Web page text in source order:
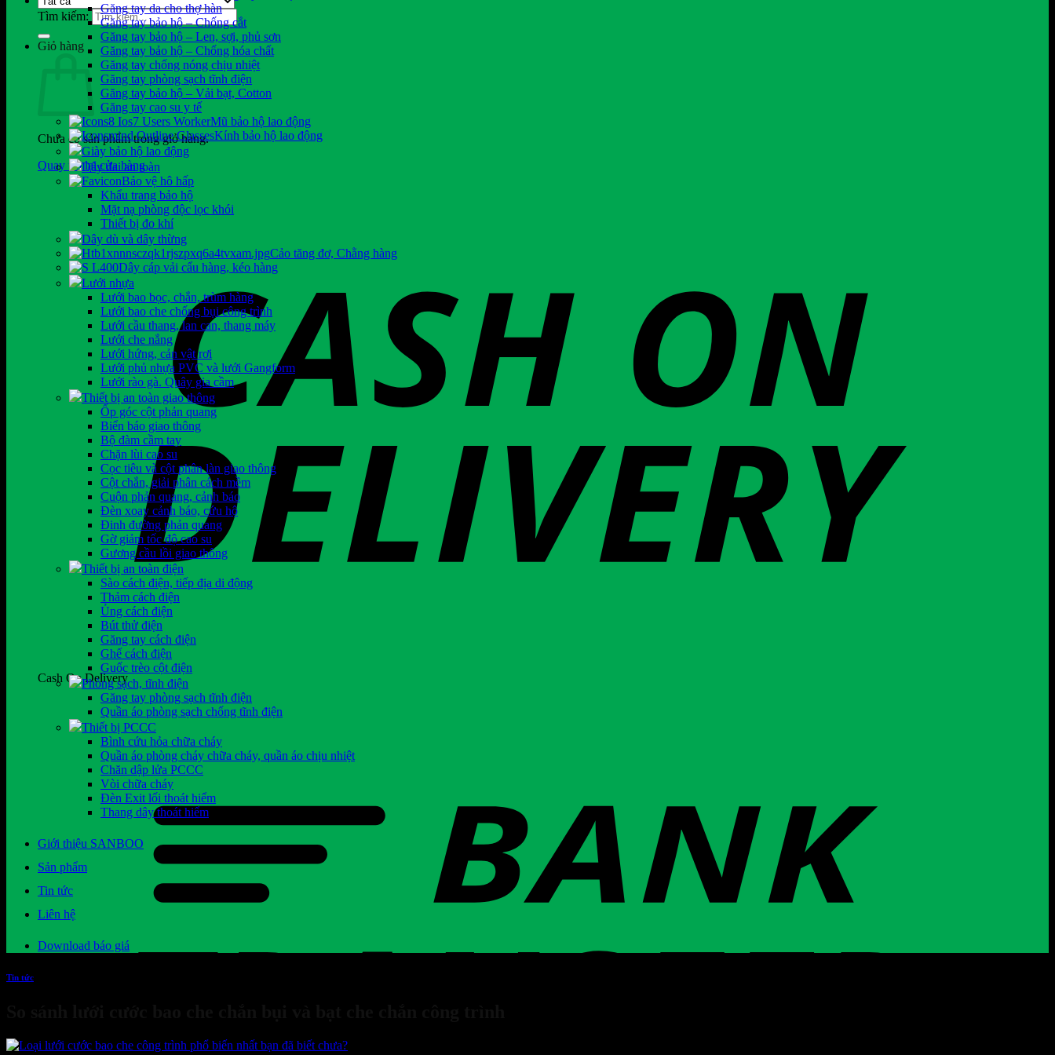
Tìm kiếm:
Giỏ hàng
Chưa có sản phẩm trong giỏ hàng.
Quay trở lại cửa hàng
Cash On Delivery
Găng tay da cho thợ hàn
Găng tay bảo hộ – Chống cắt
Găng tay bảo hộ – Len, sợi, phủ sơn
Găng tay bảo hộ – Chống hóa chất
Găng tay chống nóng chịu nhiệt
Găng tay phòng sạch tĩnh điện
Găng tay bảo hộ – Vải bạt, Cotton
Găng tay cao su y tế
Mũ bảo hộ lao động
Kính bảo hộ lao động
Giày bảo hộ lao động
Dây đai an toàn
Bảo vệ hô hấp
Khẩu trang bảo hộ
Mặt nạ phòng độc lọc khói
Thiết bị đo khí
Dây dù và dây thừng
Cảo tăng đơ, Chằng hàng
Dây cáp vải cẩu hàng, kéo hàng
Lưới nhựa
Lưới bao bọc, chắn, trùm hàng
Lưới bao che chống bụi công trình
Lưới cầu thang, lan can, thang máy
Lưới che nắng
Lưới hứng, cản vật rơi
Lưới phủ nhựa PVC và lưới Gangform
Lưới rào gà. Quây gia cầm
Thiết bị an toàn giao thông
Ốp góc cột phản quang
Biển báo giao thông
Bộ đàm cầm tay
Chặn lùi cao su
Cọc tiêu và cột phân làn giao thông
Cột chắn, giải phân cách mềm
Cuộn phản quang, cảnh báo
Đèn xoay cảnh báo, cứu hộ
Đinh đường phản quang
Gờ giảm tốc độ cao su
Gương cầu lồi giao thông
Thiết bị an toàn điện
Sào cách điện, tiếp địa di động
Thảm cách điện
Ủng cách điện
Bút thử điện
Găng tay cách điện
Ghế cách điện
Guốc trèo cột điện
Phòng sạch, tĩnh điện
Găng tay phòng sạch tĩnh điện
Quần áo phòng sạch chống tĩnh điện
Thiết bị PCCC
Bình cứu hỏa chữa cháy
Quần áo phòng cháy chữa cháy, quần áo chịu nhiệt
Chăn dập lửa PCCC
Vòi chữa cháy
Đèn Exit lối thoát hiểm
Thang dây thoát hiểm
Giới thiệu SANBOO
Sản phẩm
Tin tức
Liên hệ
Download báo giá
Tin tức